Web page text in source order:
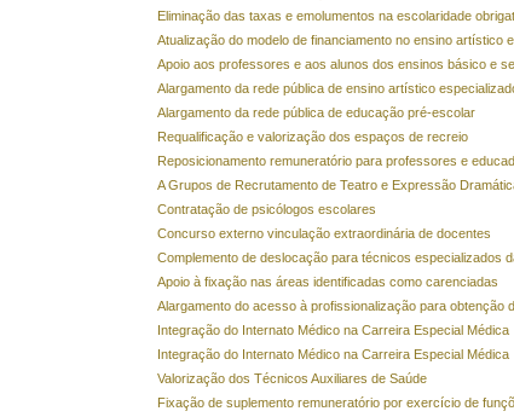
Eliminação das taxas e emolumentos na escolaridade
Atualização do modelo de financiamento no ensino artístico
Apoio aos professores e aos alunos dos ensinos básico e
Alargamento da rede pública de ensino artístico
Alargamento da rede pública de educação pré-escolar
Requalificação e valorização dos espaços de recreio
Reposicionamento remuneratório para professores e
A Grupos de Recrutamento de Teatro e Expressão
Contratação de psicólogos escolares
Concurso externo vinculação extraordinária de docentes
Complemento de deslocação para técnicos especializados
Apoio à fixação nas áreas identificadas como carenciadas
Alargamento do acesso à profissionalização para obtenção
Integração do Internato Médico na Carreira Especial Médica
Integração do Internato Médico na Carreira Especial Médica
Valorização dos Técnicos Auxiliares de Saúde
Fixação de suplemento remuneratório por exercício de